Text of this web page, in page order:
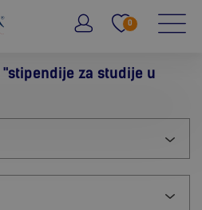
0
"stipendije za studije u